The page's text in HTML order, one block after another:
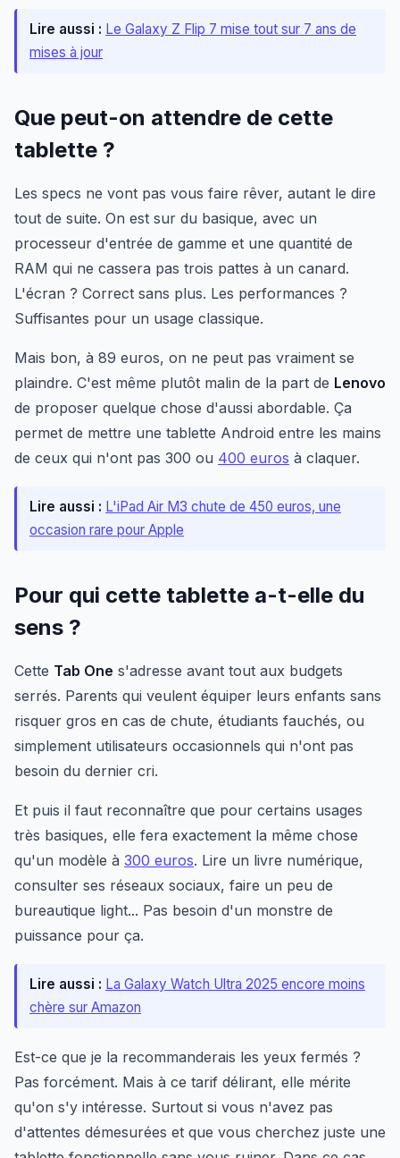
Lire aussi : Le Galaxy Z Flip 7 mise tout sur 7 ans de
mises à jour
Que peut-on attendre de cette
tablette ?
Les specs ne vont pas vous faire rêver, autant le dire
tout de suite. On est sur du basique, avec un
processeur d'entrée de gamme et une quantité de
RAM qui ne cassera pas trois pattes à un canard.
L'écran ? Correct sans plus. Les performances ?
Suffisantes pour un usage classique.
Mais bon, à 89 euros, on ne peut pas vraiment se
plaindre. C'est même plutôt malin de la part de Lenovo
de proposer quelque chose d'aussi abordable. Ça
permet de mettre une tablette Android entre les mains
de ceux qui n'ont pas 300 ou 400 euros à claquer.
Lire aussi : L'iPad Air M3 chute de 450 euros, une
occasion rare pour Apple
Pour qui cette tablette a-t-elle du
sens ?
Cette Tab One s'adresse avant tout aux budgets
serrés. Parents qui veulent équiper leurs enfants sans
risquer gros en cas de chute, étudiants fauchés, ou
simplement utilisateurs occasionnels qui n'ont pas
besoin du dernier cri.
Et puis il faut reconnaître que pour certains usages
très basiques, elle fera exactement la même chose
qu'un modèle à 300 euros. Lire un livre numérique,
consulter ses réseaux sociaux, faire un peu de
bureautique light... Pas besoin d'un monstre de
puissance pour ça.
Lire aussi : La Galaxy Watch Ultra 2025 encore moins
chère sur Amazon
Est-ce que je la recommanderais les yeux fermés ?
Pas forcément. Mais à ce tarif délirant, elle mérite
qu'on s'y intéresse. Surtout si vous n'avez pas
d'attentes démesurées et que vous cherchez juste une